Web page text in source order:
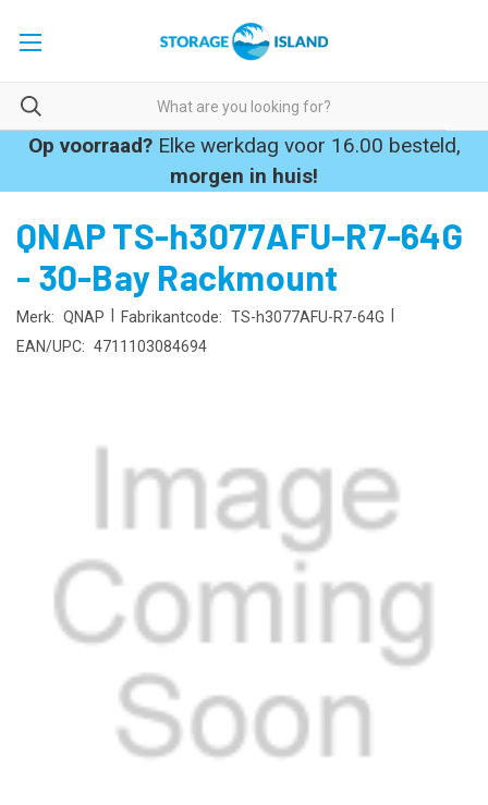
Op voorraad?Elke werkdag voor 16.00 besteld,
morgen in huis!
QNAP TS-h3077AFU-R7-64G
- 30-Bay Rackmount
Merk: QNAP Fabrikantcode: TS-h3077AFU-R7-64G
EAN/UPC: 4711103084694